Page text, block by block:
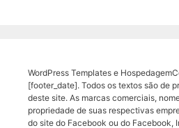
WordPress Templates e
[footer_date]. Todos os textos são de
deste site. As marcas comerciais,
propriedade de suas respectivas
do site do Facebook ou do Facebook,